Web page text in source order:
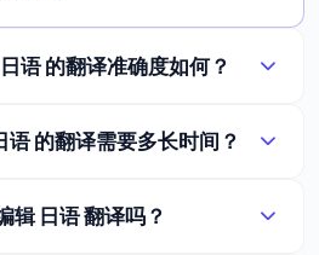
语 的翻译准确度如何？
语 的翻译需要多长时间？
辑 日语 翻译吗？